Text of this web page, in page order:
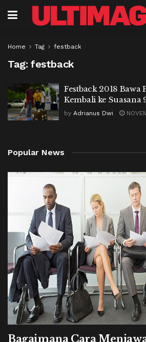
Home Tag festback
Tag: festback
Festback 2018 Bawa
Kembali ke Suasana
by Adrianus Dwi
Popular News
Bagaimana Cara